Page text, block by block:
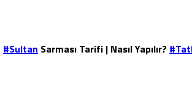
#Sultan Sarması Tarifi | Nasıl Yapılır?